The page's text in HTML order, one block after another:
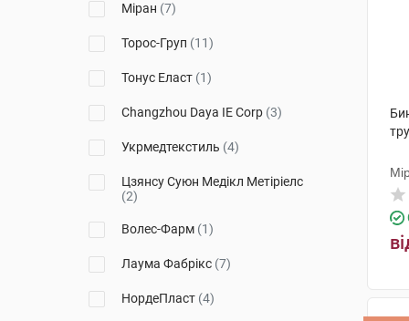
Міран (7)
Торос-Груп (11)
Тонус Еласт (1)
Changzhou Daya IE Corp (3)
Укрмедтекстиль (4)
Цзянсу Суюн Медікл Метіріелс
(2)
Волес-Фарм (1)
Лаума Фабрікс (7)
НордеПласт (4)